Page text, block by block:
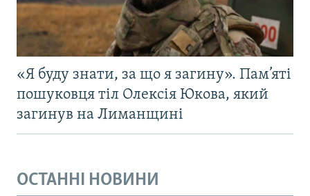
«Я буду знати, за що я загину». Пам’яті
пошуковця тіл Олексія Юкова, який
загинув на Лиманщині
ОСТАННІ НОВИНИ